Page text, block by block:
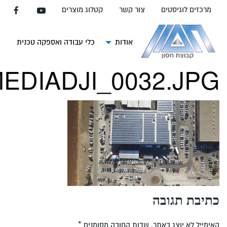
העמוד
מרכזים לוגיסטים צור קשר קטלוג מוצרים
אודות כלי עבודה ואספקה טכנית
כתיבת תגובה
האימייל לא יוצג באתר. שדות החובה מסומנים *